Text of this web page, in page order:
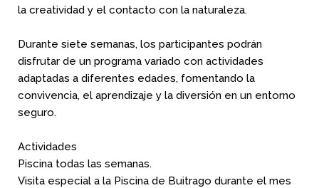
la creatividad y el contacto con la naturaleza.
Durante siete semanas, los participantes podrán
disfrutar de un programa variado con actividades
adaptadas a diferentes edades, fomentando la
convivencia, el aprendizaje y la diversión en un entorno
seguro.
Actividades
Piscina todas las semanas.
Visita especial a la Piscina de Buitrago durante el mes